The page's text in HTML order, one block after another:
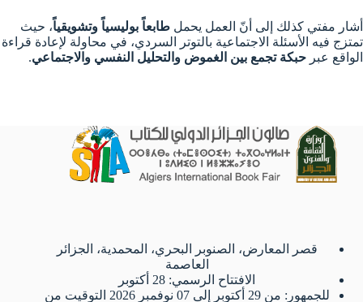
أشار مفتي كذلك إلى أنّ العمل يحمل طابعاً بوليسياً وتشويقياً، حيث
تمتزج فيه الأسئلة الاجتماعية بالتوتر السردي، في محاولة لإعادة قراءة
الواقع عبر حبكة تجمع بين الغموض والتحليل النفسي والاجتماعي.
قصر المعارض، الصنوبر البحري، المحمدية، الجزائر
العاصمة
الافتتاح الرسمي: 28 أكتوبر
للجمهور: من 29 أكتوبر إلى 07 نوفمبر 2026 التوقيت من